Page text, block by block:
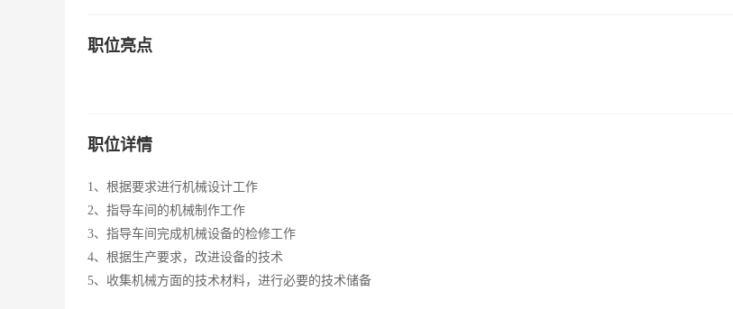
职位亮点
职位详情
1、根据要求进行机械设计工作
2、指导车间的机械制作工作
3、指导车间完成机械设备的检修工作
4、根据生产要求，改进设备的技术
5、收集机械方面的技术材料，进行必要的技术储备